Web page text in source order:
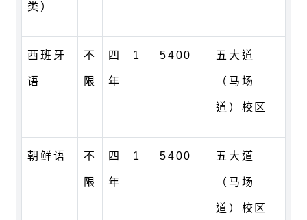
类）
西班牙
语
不
限
四
年
1 5400 五大道
（马场
道）校区
朝鲜语 不
限
四
年
1 5400 五大道
（马场
道）校区